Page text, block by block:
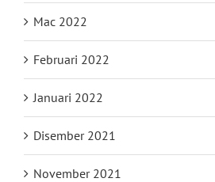
Mac 2022
Februari 2022
Januari 2022
Disember 2021
November 2021